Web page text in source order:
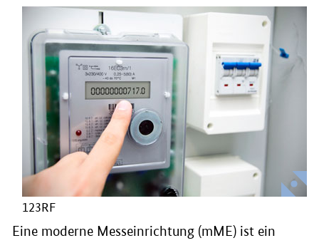
123RF
Eine moderne Messeinrichtung (mME) ist ein